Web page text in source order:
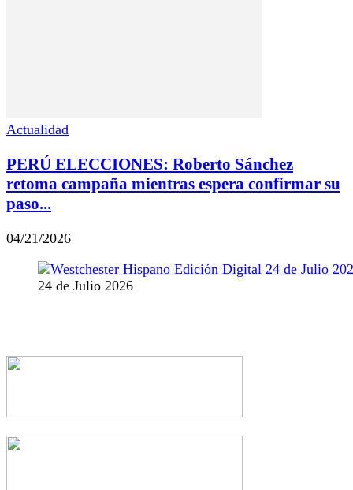
Actualidad
PERÚ ELECCIONES: Roberto Sánchez
retoma campaña mientras espera confirmar su
paso...
04/21/2026
24 de Julio 2026